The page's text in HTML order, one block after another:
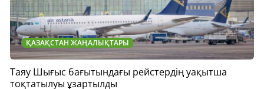
ҚАЗАҚСТАН ЖАҢАЛЫҚТАРЫ
Таяу Шығыс бағытындағы рейстердің уақытша
тоқтатылуы ұзартылды